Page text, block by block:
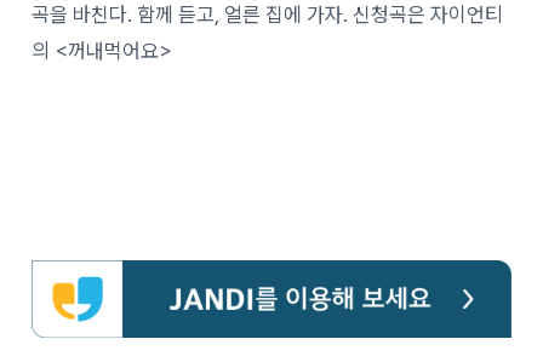
곡을 바친다. 함께 듣고, 얼른 집에 가자. 신청곡은 자이언티
의 <꺼내먹어요>